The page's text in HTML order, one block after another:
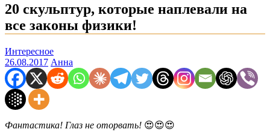
20 скульптур, которые наплевали на
все законы физики!
Интересное
26.08.2017 Анна
Фантастика! Глаз не оторвать! 😍😍😍